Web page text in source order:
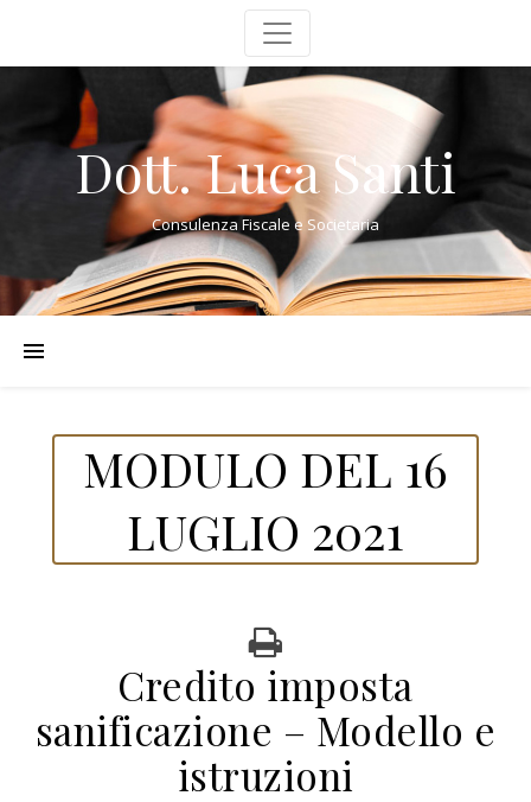
Dott. Luca Santi
Consulenza Fiscale e Societaria
MODULO DEL 16
LUGLIO 2021
Credito imposta
sanificazione – Modello e
istruzioni